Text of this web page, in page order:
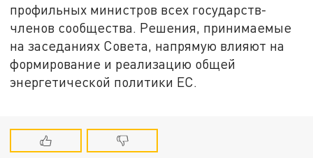
профильных министров всех государств-
членов сообщества. Решения, принимаемые
на заседаниях Совета, напрямую влияют на
формирование и реализацию общей
энергетической политики ЕС.